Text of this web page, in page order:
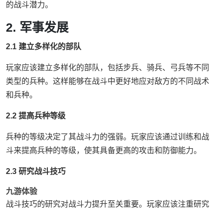
的战斗潜力。
2. 军事发展
2.1 建立多样化的部队
玩家应该建立多样化的部队，包括步兵、骑兵、弓兵等不同
类型的兵种。这样能够在战斗中更好地应对敌方的不同战术
和兵种。
2.2 提高兵种等级
兵种的等级决定了其战斗力的强弱。玩家应该通过训练和战
斗来提高兵种的等级，使其具备更高的攻击和防御能力。
2.3 研究战斗技巧
九游体验
战斗技巧的研究对战斗力提升至关重要。玩家应该注重研究